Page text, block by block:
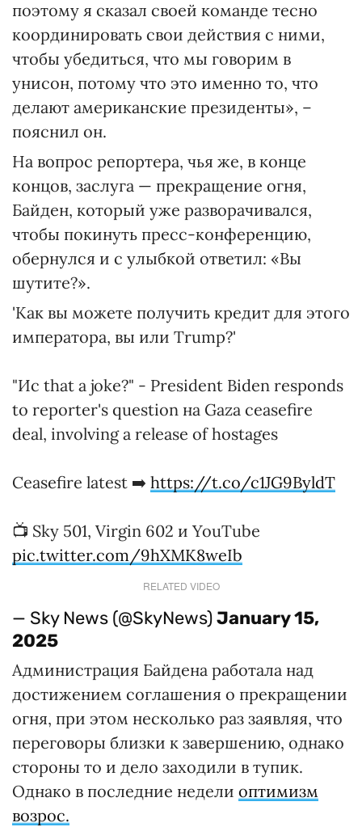
поэтому я сказал своей команде тесно
координировать свои действия с ними,
чтобы убедиться, что мы говорим в
унисон, потому что это именно то, что
делают американские президенты», –
пояснил он.
На вопрос репортера, чья же, в конце
концов, заслуга — прекращение огня,
Байден, который уже разворачивался,
чтобы покинуть пресс-конференцию,
обернулся и с улыбкой ответил: «Вы
шутите?».
'Как вы можете получить кредит для этого
императора, вы или Trump?'
"Ис that a joke?" - President Biden responds
to reporter's question на Gaza ceasefire
deal, involving a release of hostages
Ceasefire latest ➡️ https://t.co/c1JG9ByldT
📺 Sky 501, Virgin 602 и YouTube
pic.twitter.com/9hXMK8weIb
RELATED VIDEO
— Sky News (@SkyNews)January 15,
2025
Администрация Байдена работала над
достижением соглашения о прекращении
огня, при этом несколько раз заявляя, что
переговоры близки к завершению, однако
стороны то и дело заходили в тупик.
Однако в последние недели оптимизм
возрос.